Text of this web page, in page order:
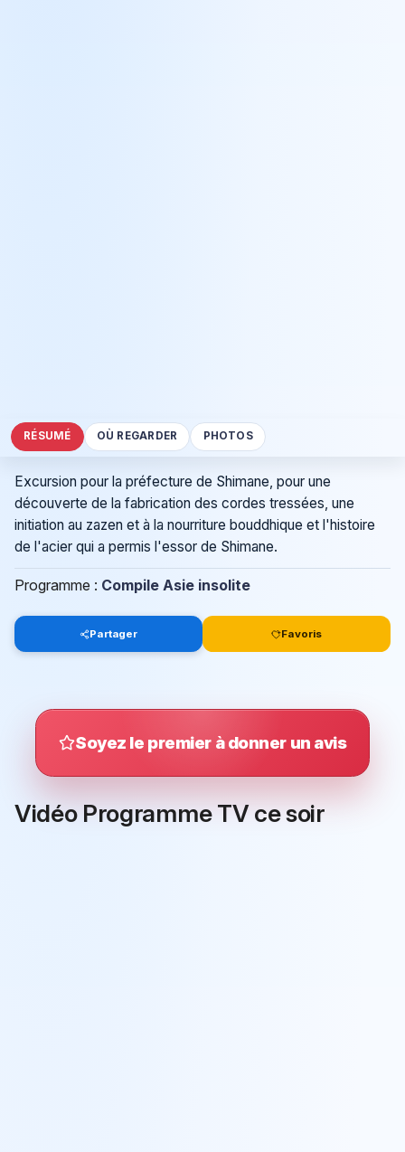
RÉSUMÉ OÙ REGARDER PHOTOS
Excursion pour la préfecture de Shimane, pour une
découverte de la fabrication des cordes tressées, une
initiation au zazen et à la nourriture bouddhique et l'histoire
de l'acier qui a permis l'essor de Shimane.
Programme : Compile Asie insolite
Partager Favoris
Soyez le premier à donner un avis
Vidéo Programme TV ce soir